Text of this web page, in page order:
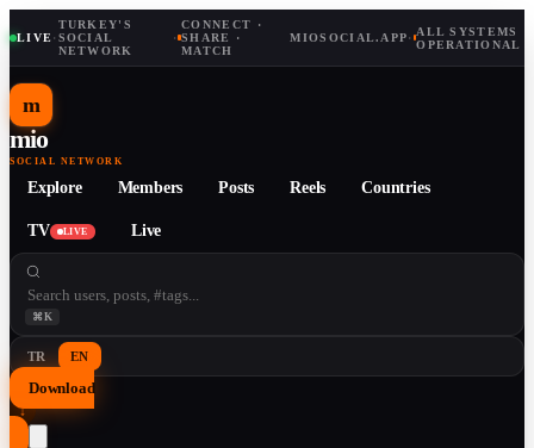
LIVE·
TURKEY'S
SOCIAL
NETWORK
·
CONNECT ·
SHARE ·
MATCH
MIOSOCIAL.APP· ALL SYSTEMS
OPERATIONAL
m
mio
SOCIAL NETWORK
Explore Members Posts Reels Countries
TV LIVE Live
⌘K
TR EN
Download
↓